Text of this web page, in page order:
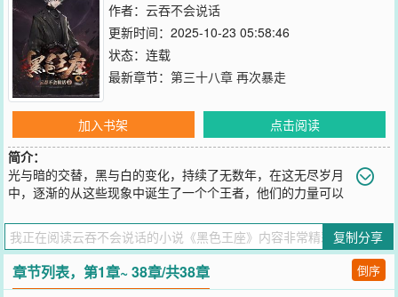
作者： 云吞不会说话
更新时间：2025-10-23 05:58:46
状态：连载
最新章节： 第三十八章 再次暴走
加入书架
点击阅读
简介：
光与暗的交替，黑与白的变化，持续了无数年，在这无尽岁月
中，逐渐的从这些现象中诞生了一个个王者，他们的力量可以
您要是觉得《黑色王座》还不错的话请不要忘记向您QQ群和微博微信
里的朋友推荐哦！
复制分享
章节列表，第1章~ 38章/共38章 倒序